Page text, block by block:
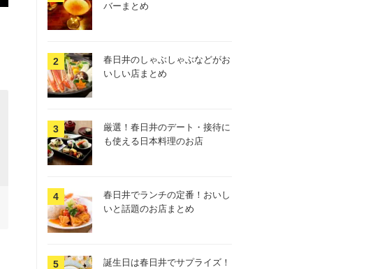
バーまとめ
春日井のしゃぶしゃぶなどがお
いしい店まとめ
厳選！春日井のデート・接待に
も使える日本料理のお店
春日井でランチの定番！おいし
いと話題のお店まとめ
誕生日は春日井でサプライズ！